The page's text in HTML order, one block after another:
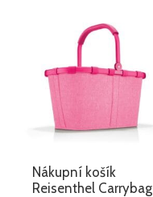
Nákupní košík
Reisenthel Carrybag